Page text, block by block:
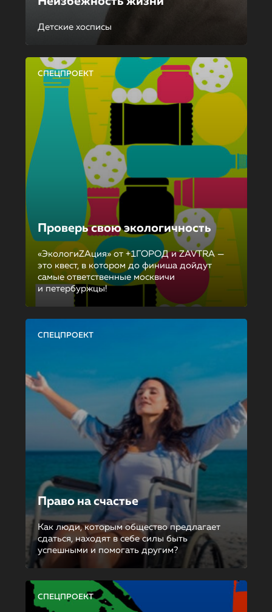
Детские хосписы
СПЕЦПРОЕКТ
Проверь свою экологичность
«ЭкологиZAция» от +1ГОРОД и ZAVTRA —
это квест, в котором до финиша дойдут
самые ответственные москвичи
и петербуржцы!
СПЕЦПРОЕКТ
Право на счастье
Как люди, которым общество предлагает
сдаться, находят в себе силы быть
успешными и помогать другим?
СПЕЦПРОЕКТ